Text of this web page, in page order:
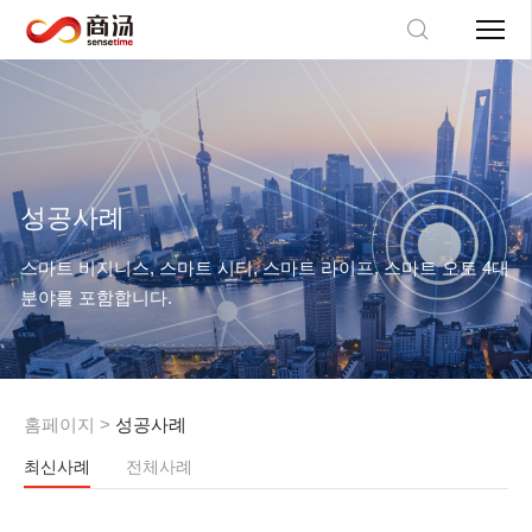
성공사례
스마트 비지니스, 스마트 시티, 스마트 라이프, 스마트 오토 4대
분야를 포함합니다.
홈페이지 > 성공사례
최신사례 전체사례